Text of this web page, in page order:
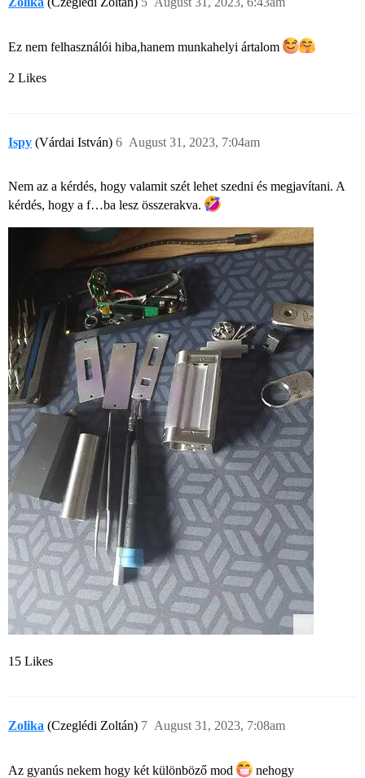
Ez nem felhasználói hiba,hanem munkahelyi ártalom
2 Likes
Ispy (Várdai István) August 31, 2023, 7:04am
6
Nem az a kérdés, hogy valamit szét lehet szedni és megjavítani. A
kérdés, hogy a f…ba lesz összerakva.
15 Likes
Zolika (Czeglédi Zoltán) August 31, 2023, 7:08am
7
Az gyanús nekem hogy két különböző mod
nehogy